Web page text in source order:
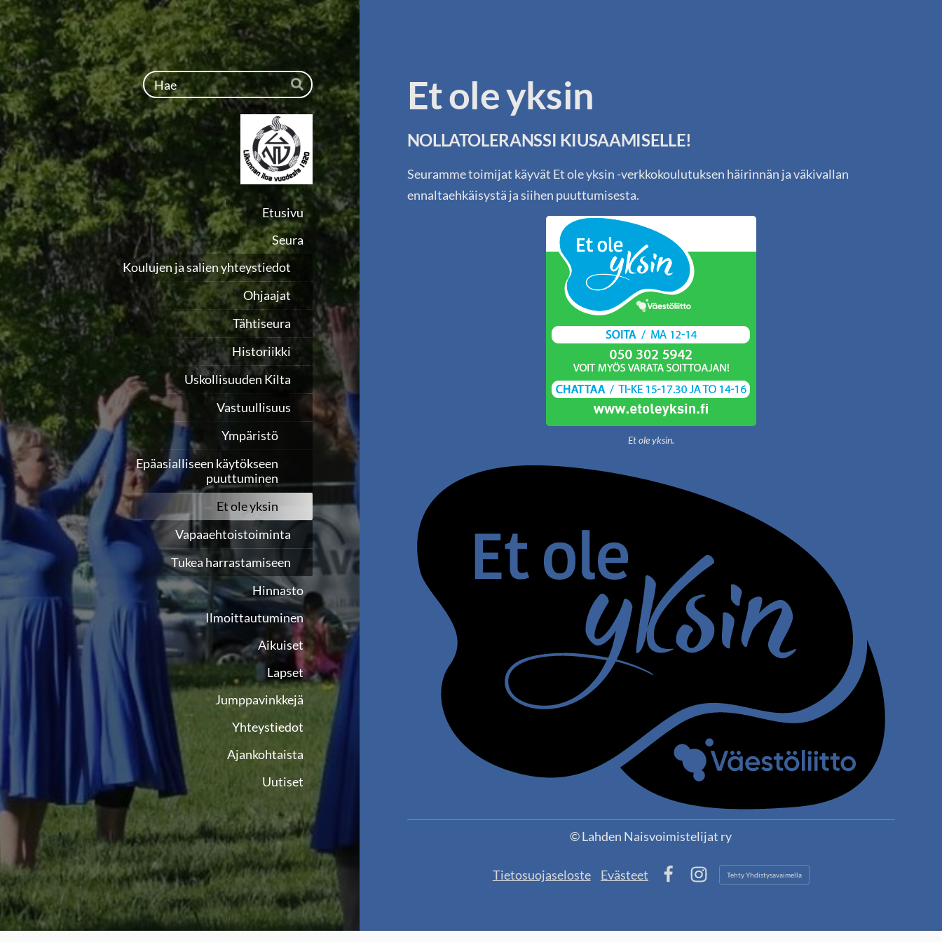
Siirry
sivun
sisältöön
Haku
Hae
Lahden Naisvoimistelijat ry
Etusivu
Seura
Koulujen ja salien yhteystiedot
Ohjaajat
Tähtiseura
Historiikki
Uskollisuuden Kilta
Vastuullisuus
Ympäristö
Epäasialliseen käytökseen
puuttuminen
Et ole yksin
Vapaaehtoistoiminta
Tukea harrastamiseen
Hinnasto
Ilmoittautuminen
Aikuiset
Lapset
Jumppavinkkejä
Yhteystiedot
Ajankohtaista
Uutiset
Et ole yksin
NOLLATOLERANSSI KIUSAAMISELLE!
Seuramme toimijat käyvät Et ole yksin -verkkokoulutuksen häirinnän ja väkivallan
ennaltaehkäisystä ja siihen puuttumisesta.
Et ole yksin.
©Lahden Naisvoimistelijat ry
Tietosuojaseloste
Evästeet
Tehty Yhdistysavaimella